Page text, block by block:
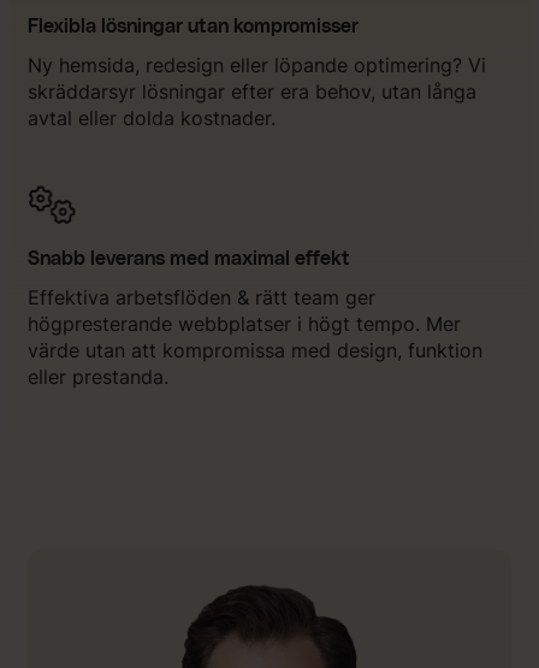
Flexibla lösningar utan kompromisser
Ny hemsida, redesign eller löpande optimering? Vi
skräddarsyr lösningar efter era behov, utan långa
avtal eller dolda kostnader.
Snabb leverans med maximal effekt
Effektiva arbetsflöden & rätt team ger
högpresterande webbplatser i högt tempo. Mer
värde utan att kompromissa med design, funktion
eller prestanda.